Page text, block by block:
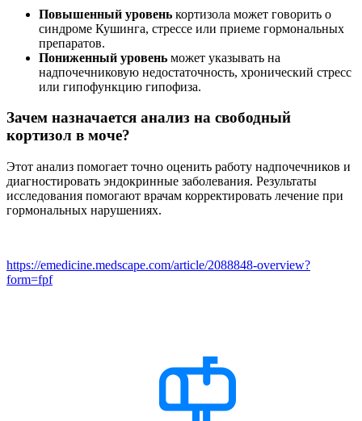
Повышенный уровень кортизола может говорить о
синдроме Кушинга, стрессе или приеме гормональных
препаратов.
Пониженный уровень может указывать на
надпочечниковую недостаточность, хронический стресс
или гипофункцию гипофиза.
Зачем назначается анализ на свободный
кортизол в моче?
Этот анализ помогает точно оценить работу надпочечников и
диагностировать эндокринные заболевания. Результаты
исследования помогают врачам корректировать лечение при
гормональных нарушениях.
https://emedicine.medscape.com/article/2088848-overview?
form=fpf